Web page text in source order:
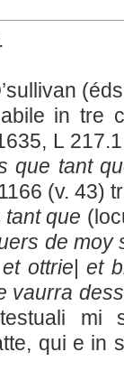
in tre
L
que tant
(v. 43)
tant que
de moy
ottrie|et
vaurra
mi
qui e in